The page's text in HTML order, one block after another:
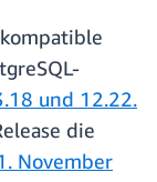
und 12.22.
die
November